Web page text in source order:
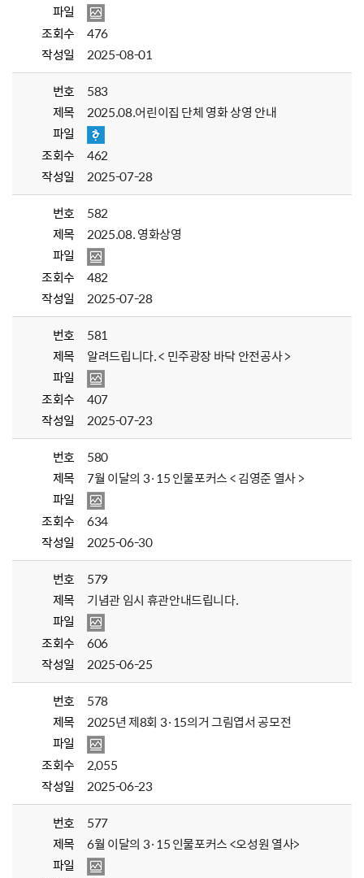
파일
조회수
476
작성일
2025-08-01
번호
583
제목
2025.08.어린이집 단체 영화 상영 안내
파일
조회수
462
작성일
2025-07-28
번호
582
제목
2025.08. 영화상영
파일
조회수
482
작성일
2025-07-28
번호
581
제목
알려드립니다. < 민주광장 바닥 안전공사 >
파일
조회수
407
작성일
2025-07-23
번호
580
제목
7월 이달의 3·15 인물포커스 < 김영준 열사 >
파일
조회수
634
작성일
2025-06-30
번호
579
제목
기념관 임시 휴관안내드립니다.
파일
조회수
606
작성일
2025-06-25
번호
578
제목
2025년 제8회 3·15의거 그림엽서 공모전
파일
조회수
2,055
작성일
2025-06-23
번호
577
제목
6월 이달의 3·15 인물포커스 <오성원 열사>
파일